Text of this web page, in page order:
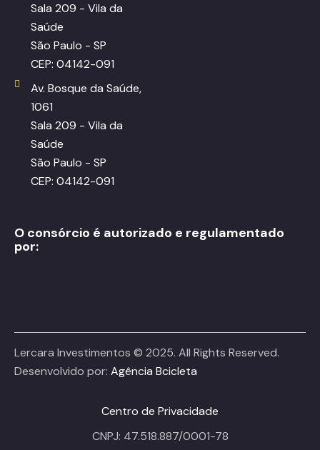
Sala 209 - Vila da
Saúde
São Paulo - SP
CEP: 04142-091
Av. Bosque da Saúde,
1061
Sala 209 - Vila da
Saúde
São Paulo - SP
CEP: 04142-091
O consórcio é autorizado e regulamentado
por:
Lercara Investimentos © 2025. All Rights Reserved.
Desenvolvido por: Agência Bcicleta
Centro de Privacidade
CNPJ: 47.518.887/0001-78